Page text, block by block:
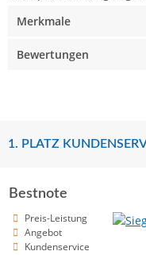
Merkmale
Bewertungen
1. PLATZ
Bestnote
Preis-Leistung
Angebot
Kundenservice